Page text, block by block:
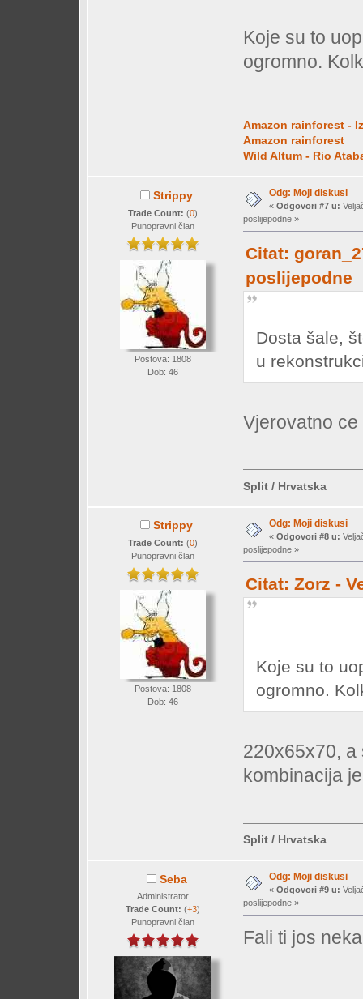
Koje su to
ogromno.
Amazon rainforest -
Amazon rainforest
Wild Altum - Rio
Strippy
Trade Count: (0)
Punopravni član
Postova: 1808
Dob: 46
Odg: Moji diskusi
« Odgovori #7 u:
poslijepodne »
Citat:
poslijepodne
Dosta šale,
u
Vjerovatno
Split / Hrvatska
Strippy
Trade Count: (0)
Punopravni član
Postova: 1808
Dob: 46
Odg: Moji diskusi
« Odgovori #8 u:
poslijepodne »
Citat: Zorz -
Koje su to
ogromno.
220x65x70, a
kombinacija
Split / Hrvatska
Seba
Administrator
Trade Count: (+3)
Punopravni član
Odg: Moji diskusi
« Odgovori #9 u:
poslijepodne »
Fali ti jos